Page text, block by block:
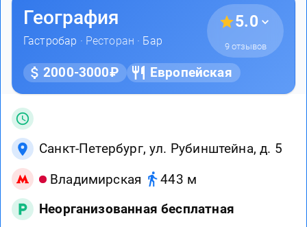
География
Гастробар · Ресторан · Бар
5.0
9 отзывов
2000-3000₽ Европейская
Санкт-Петербург, ул. Рубинштейна, д. 5
Владимирская
443 м
Неорганизованная бесплатная